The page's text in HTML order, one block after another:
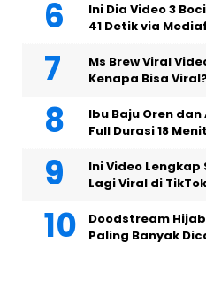
Ini Dia Video 3
41 Detik via
Ms Brew Viral
Kenapa Bisa
Ibu Baju Oren
Full Durasi 18 Menit
Ini Video Lengkap
Lagi Viral di
Doodstream
Paling Banyak